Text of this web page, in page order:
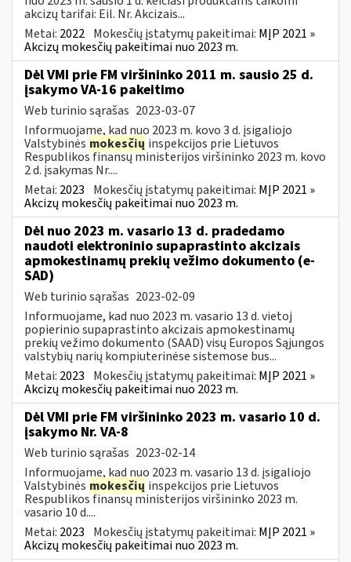
akcizų tarifai: Eil. Nr. Akcizais...
Metai: 2022 Mokesčių įstatymų pakeitimai: MĮP 2021 »
Akcizų mokesčių pakeitimai nuo 2023 m.
Dėl VMI prie FM viršininko 2011 m. sausio 25 d.
įsakymo VA-16 pakeitimo
Web turinio sąrašas 2023-03-07
Informuojame, kad nuo 2023 m. kovo 3 d. įsigaliojo
Valstybinės mokesčių inspekcijos prie Lietuvos
Respublikos finansų ministerijos viršininko 2023 m. kovo
2 d. įsakymas Nr....
Metai: 2023 Mokesčių įstatymų pakeitimai: MĮP 2021 »
Akcizų mokesčių pakeitimai nuo 2023 m.
Dėl nuo 2023 m. vasario 13 d. pradedamo
naudoti elektroninio supaprastinto akcizais
apmokestinamų prekių vežimo dokumento (e-
SAD)
Web turinio sąrašas 2023-02-09
Informuojame, kad nuo 2023 m. vasario 13 d. vietoj
popierinio supaprastinto akcizais apmokestinamų
prekių vežimo dokumento (SAAD) visų Europos Sąjungos
valstybių narių kompiuterinėse sistemose bus...
Metai: 2023 Mokesčių įstatymų pakeitimai: MĮP 2021 »
Akcizų mokesčių pakeitimai nuo 2023 m.
Dėl VMI prie FM viršininko 2023 m. vasario 10 d.
įsakymo Nr. VA-8
Web turinio sąrašas 2023-02-14
Informuojame, kad nuo 2023 m. vasario 13 d. įsigaliojo
Valstybinės mokesčių inspekcijos prie Lietuvos
Respublikos finansų ministerijos viršininko 2023 m.
vasario 10 d....
Metai: 2023 Mokesčių įstatymų pakeitimai: MĮP 2021 »
Akcizų mokesčių pakeitimai nuo 2023 m.